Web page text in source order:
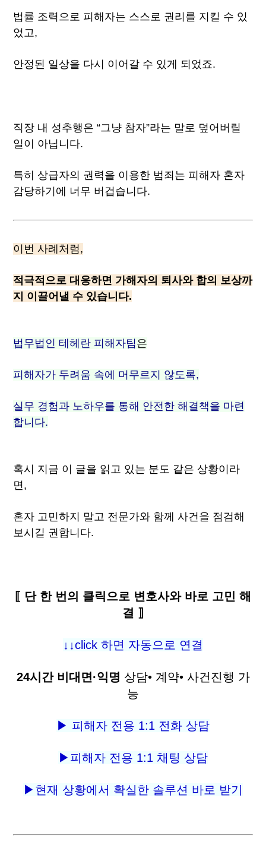
법률 조력으로 피해자는 스스로 권리를 지킬 수 있
었고,
안정된 일상을 다시 이어갈 수 있게 되었죠.
직장 내 성추행은 “그냥 참자”라는 말로 덮어버릴
일이 아닙니다.
특히 상급자의 권력을 이용한 범죄는 피해자 혼자
감당하기에 너무 버겁습니다.
이번 사례처럼,
적극적으로 대응하면 가해자의 퇴사와 합의 보상까
지 이끌어낼 수 있습니다.
법무법인 테헤란 피해자팀은
피해자가 두려움 속에 머무르지 않도록,
실무 경험과 노하우를 통해 안전한 해결책을 마련
합니다.
혹시 지금 이 글을 읽고 있는 분도 같은 상황이라
면,
혼자 고민하지 말고 전문가와 함께 사건을 점검해
보시길 권합니다.
⟦ 단 한 번의 클릭으로 변호사와 바로 고민 해
결 ⟧
↓↓click 하면 자동으로 연결
24시간 비대면·익명 상담• 계약• 사건진행 가
능
▶ 피해자 전용 1:1 전화 상담
▶피해자 전용 1:1 채팅 상담
▶현재 상황에서 확실한 솔루션 바로 받기